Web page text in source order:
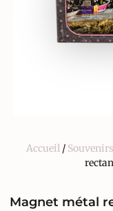
Accueil/
Magnet métal